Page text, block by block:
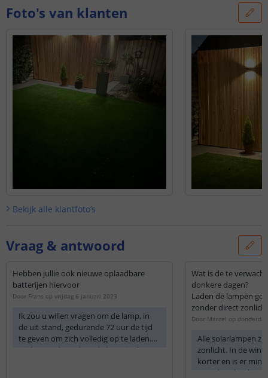
Foto's van klanten
Bekijk alle klantfoto’s
Vraag & antwoord
Hebben jullie ook nieuwe oplaadbare
batterijen hiervoor
Door Frans op vrijdag 6 januari 2023
Ik zou u willen vragen om de lamp, in
de uit-stand, gedurende 72 uur de tijd
te geven om zich volledig op te laden.
Dit kunt u doen door de lamp in de UIT-
Wat is de te
donkere dagen?
Laden de lampen
zonder direct
Door Marcel op
Alle solarlampen
zonlicht. In de
korter en is er
waardoor het kan